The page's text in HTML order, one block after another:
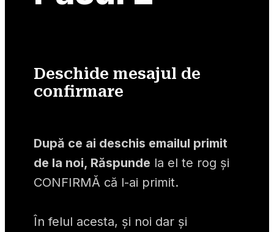
Deschide mesajul de
confirmare
După ce ai deschis emailul primit
de la noi, Răspunde la el te rog și
CONFIRMĂ că l-ai primit.
În felul acesta, și noi dar și